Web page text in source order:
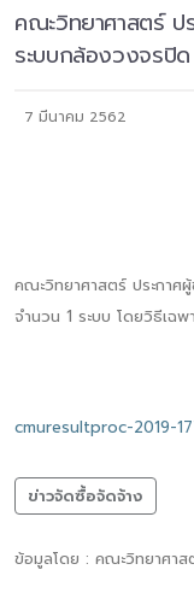
คณะวิทยาศาสตร์ ป
ระบบกล้องวงจรปิด
7 มีนาคม 2562
คณะวิทยาศาสตร์ ประกาศ
จำนวน 1 ระบบ โดยวิธีเฉพา
cmuresultproc-2019-
ข่าวจัดซื้อจัดจ้าง
ข้อมูลโดย : คณะวิทยาศาส